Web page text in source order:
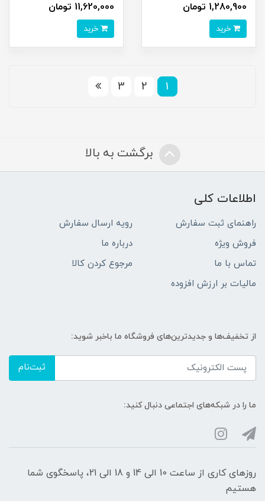
1,280,900 تومان
11,620,000 تومان
1
2
3
برگشت به بالا
اطلاعات کلی
راهنمای ثبت سفارش
رویه ارسال سفارش
فروش ویژه
درباره ما
تماس با ما
مرجوع کردن کالا
مالیات بر ارزش افزوده
از تخفیف‌ها و جدیدترین‌های فروشگاه ما باخبر شوید:
ثبت‌نام
ما را در شبکه‌های اجتماعی دنبال کنید:
روزهای کاری از ساعت 10 الی 14 و 18 الی 21، پاسخگوی شما
هستیم